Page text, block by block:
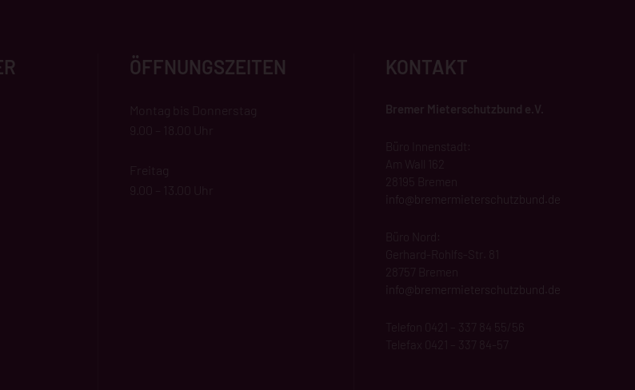
ÖFFNUNGSZEITEN
Montag bis Donnerstag
9.00 – 18.00 Uhr
Freitag
9.00 – 13.00 Uhr
KONTAKT
Bremer Mieterschutzbund e.V.
Am Wall 162
28195 Bremen
info@ bremermieterschutzbund .de
Büro Nord:
Gerhard-Rohlfs-Str. 81
28757 Bremen
info@bremermieterschutzbund.de
Telefon 0421 – 337 84 55/56
Telefax 0421 – 337 84-57